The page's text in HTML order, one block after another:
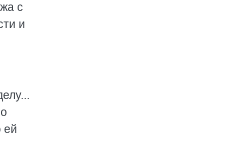
с
и
ей